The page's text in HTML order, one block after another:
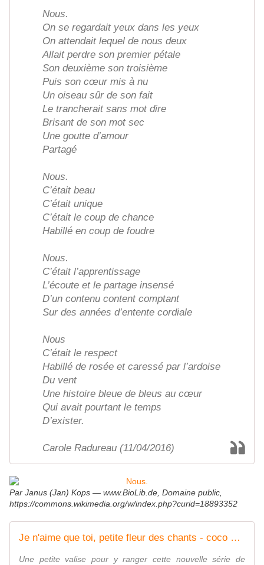
Nous.
On se regardait yeux dans les yeux
On attendait lequel de nous deux
Allait perdre son premier pétale
Son deuxième son troisième
Puis son cœur mis à nu
Un oiseau sûr de son fait
Le trancherait sans mot dire
Brisant de son mot sec
Une goutte d’amour
Partagé
Nous.
C’était beau
C’était unique
C’était le coup de chance
Habillé en coup de foudre
Nous.
C’était l’apprentissage
L’écoute et le partage insensé
D’un contenu content comptant
Sur des années d’entente cordiale
Nous
C’était le respect
Habillé de rosée et caressé par l’ardoise
Du vent
Une histoire bleue de bleus au cœur
Qui avait pourtant le temps
D’exister.
Carole Radureau (11/04/2016)
Par Janus (Jan) Kops — www.BioLib.de, Domaine public,
https://commons.wikimedia.org/w/index.php?curid=18893352
Je n'aime que toi, petite fleur des chants - coco Magnanville
Une petite valise pour y ranger cette nouvelle série de